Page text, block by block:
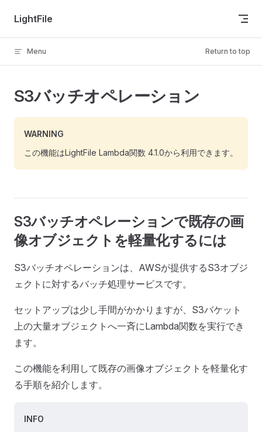
Skip to content
LightFile
Menu Return to top
S3バッチオペレーション
WARNING
この機能はLightFile Lambda関数 4.1.0から利用できます。
S3バッチオペレーションで既存の画
像オブジェクトを軽量化するには
S3バッチオペレーションは、AWSが提供するS3オブジ
ェクトに対するバッチ処理サービスです。
セットアップは少し手間がかかりますが、S3バケット
上の大量オブジェクトへ一斉にLambda関数を実行でき
ます。
この機能を利用して既存の画像オブジェクトを軽量化す
る手順を紹介します。
INFO